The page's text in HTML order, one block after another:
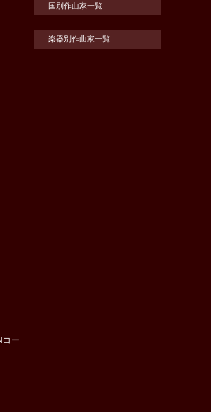
コー
国別作曲家一覧
楽器別作曲家一覧